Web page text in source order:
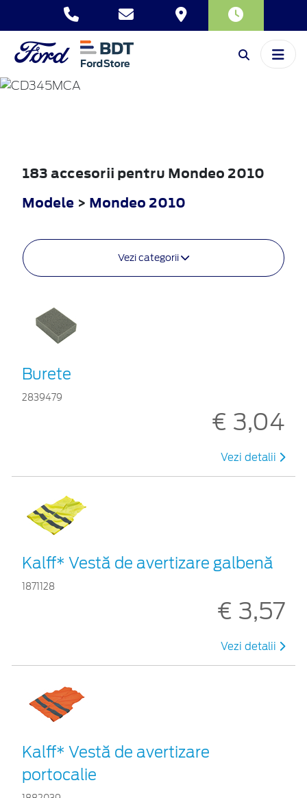
MONDEO
183 accesorii pentru Mondeo 2010
Modele > Mondeo 2010
Vezi categorii
Burete
2839479
€ 3,04
Vezi detalii
Kalff* Vestă de avertizare galbenă
1871128
€ 3,57
Vezi detalii
Kalff* Vestă de avertizare
portocalie